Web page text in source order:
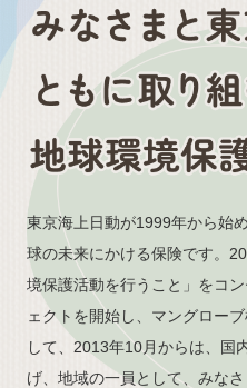
東京海上日動が1999年から始
球の未来にかける保険です。
境保護活動を行うこと」をコ
ェクトを開始し、マングロー
して、2013年10月からは、国
げ、地域の一員として、みな